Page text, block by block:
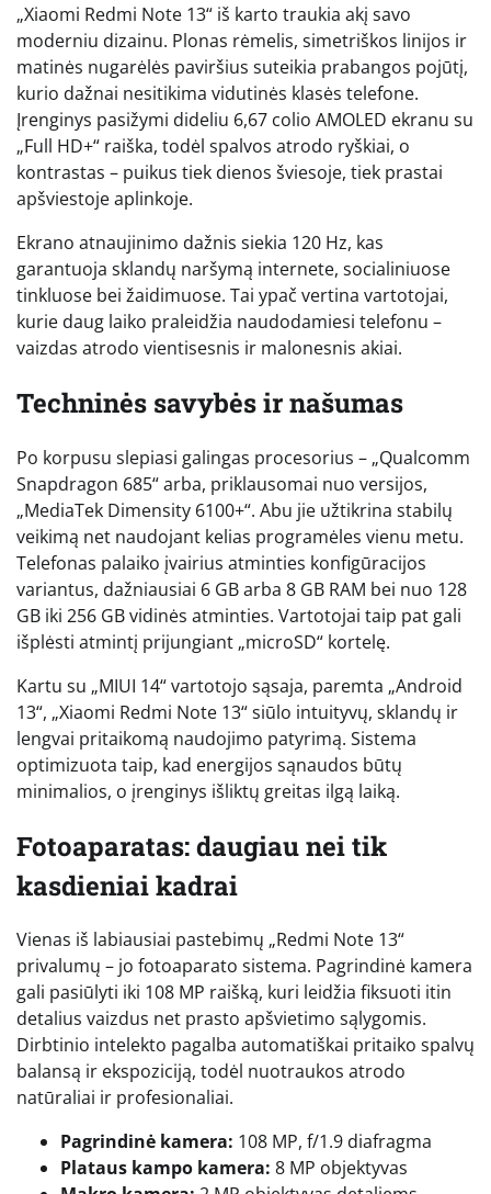
„Xiaomi Redmi Note 13“ iš karto traukia akį savo
moderniu dizainu. Plonas rėmelis, simetriškos linijos ir
matinės nugarėlės paviršius suteikia prabangos pojūtį,
kurio dažnai nesitikima vidutinės klasės telefone.
Įrenginys pasižymi dideliu 6,67 colio AMOLED ekranu su
„Full HD+“ raiška, todėl spalvos atrodo ryškiai, o
kontrastas – puikus tiek dienos šviesoje, tiek prastai
apšviestoje aplinkoje.
Ekrano atnaujinimo dažnis siekia 120 Hz, kas
garantuoja sklandų naršymą internete, socialiniuose
tinkluose bei žaidimuose. Tai ypač vertina vartotojai,
kurie daug laiko praleidžia naudodamiesi telefonu –
vaizdas atrodo vientisesnis ir malonesnis akiai.
Techninės savybės ir našumas
Po korpusu slepiasi galingas procesorius – „Qualcomm
Snapdragon 685“ arba, priklausomai nuo versijos,
„MediaTek Dimensity 6100+“. Abu jie užtikrina stabilų
veikimą net naudojant kelias programėles vienu metu.
Telefonas palaiko įvairius atminties konfigūracijos
variantus, dažniausiai 6 GB arba 8 GB RAM bei nuo 128
GB iki 256 GB vidinės atminties. Vartotojai taip pat gali
išplėsti atmintį prijungiant „microSD“ kortelę.
Kartu su „MIUI 14“ vartotojo sąsaja, paremta „Android
13“, „Xiaomi Redmi Note 13“ siūlo intuityvų, sklandų ir
lengvai pritaikomą naudojimo patyrimą. Sistema
optimizuota taip, kad energijos sąnaudos būtų
minimalios, o įrenginys išliktų greitas ilgą laiką.
Fotoaparatas: daugiau nei tik
kasdieniai kadrai
Vienas iš labiausiai pastebimų „Redmi Note 13“
privalumų – jo fotoaparato sistema. Pagrindinė kamera
gali pasiūlyti iki 108 MP raišką, kuri leidžia fiksuoti itin
detalius vaizdus net prasto apšvietimo sąlygomis.
Dirbtinio intelekto pagalba automatiškai pritaiko spalvų
balansą ir ekspoziciją, todėl nuotraukos atrodo
natūraliai ir profesionaliai.
Pagrindinė kamera: 108 MP, f/1.9 diafragma
Plataus kampo kamera: 8 MP objektyvas